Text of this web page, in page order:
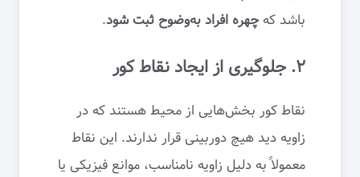
باشد کهچهره افراد به‌وضوح ثبت شود.
۲. جلوگیری از ایجاد نقاط کور
نقاط کور بخش‌هایی از محیط هستند که در
زاویه دید هیچ دوربینی قرار ندارند. این نقاط
معمولاً به دلیل زاویه نامناسب، موانع فیزیکی یا